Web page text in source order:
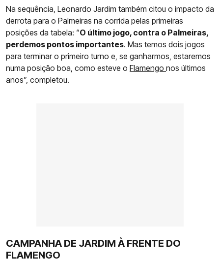
Na sequência, Leonardo Jardim também citou o impacto da
derrota para o Palmeiras na corrida pelas primeiras
posições da tabela: “O último jogo, contra o Palmeiras,
perdemos pontos importantes. Mas temos dois jogos
para terminar o primeiro turno e, se ganharmos, estaremos
numa posição boa, como esteve o Flamengo nos últimos
anos”, completou.
CAMPANHA DE JARDIM À FRENTE DO
FLAMENGO